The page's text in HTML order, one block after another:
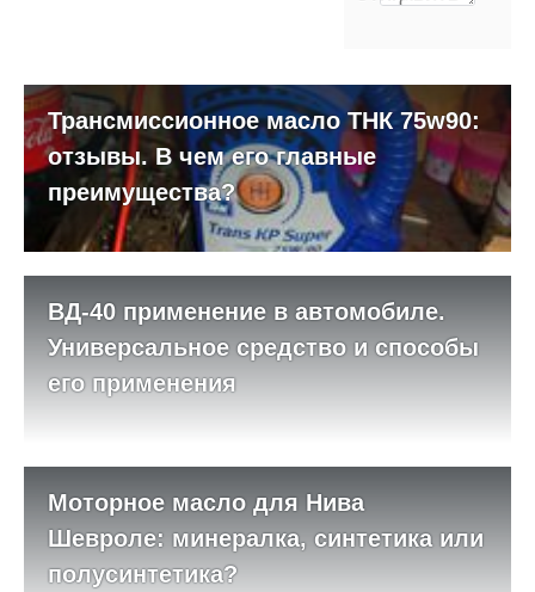
Трансмиссионное масло ТНК 75w90:
отзывы. В чем его главные
преимущества?
ВД-40 применение в автомобиле.
Универсальное средство и способы
его применения
Моторное масло для Нива
Шевроле: минералка, синтетика или
полусинтетика?